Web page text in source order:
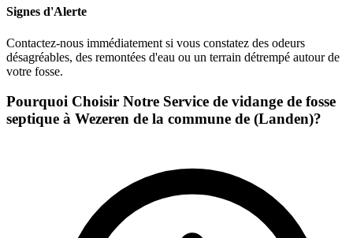
Signes d'Alerte
Contactez-nous immédiatement si vous constatez des odeurs
désagréables, des remontées d'eau ou un terrain détrempé autour de
votre fosse.
Pourquoi Choisir Notre Service de vidange de fosse
septique à Wezeren de la commune de (Landen)?